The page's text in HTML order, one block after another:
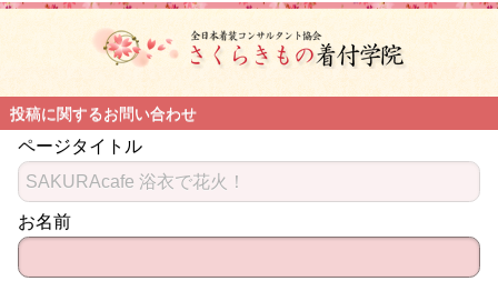
投稿に関するお問い合わせ
ページタイトル
お名前